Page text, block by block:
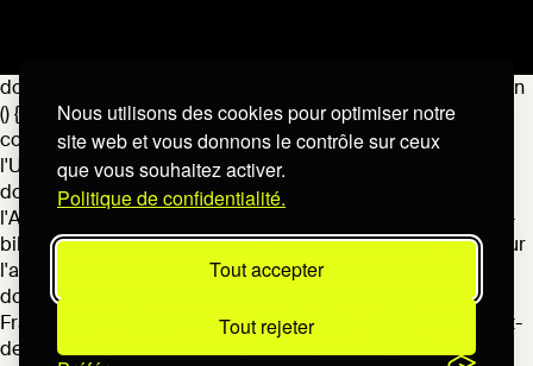
Nous utilisons des cookies pour optimiser notre
site web et vous donnons le contrôle sur ceux
que vous souhaitez activer.
Politique de confidentialité.
Tout accepter
Tout rejeter
document.addEventListener("DOMContentLoaded", function
() { const url = window.location.href; // Récupère l'URL
complète de la page // Ajoute une classe au en fonction de
l'URL if (url.includes("/de/einkaufshilfen")) {
document.body.classList.add("lang-de"); // Page pour
l'Allemagne } else if (url.includes("/en/aids-purchase-cargo-
bike")) { document.body.classList.add("lang-en"); // Page pour
l'anglais } else if (url.includes("/aides-achat-velo-cargo")) {
document.body.classList.add("lang-fr"); // Page pour la
France } }); /* Masquer tout le contenu par défaut */ .content-
de, .content-en, .content-fr { display: none; } /* Afficher